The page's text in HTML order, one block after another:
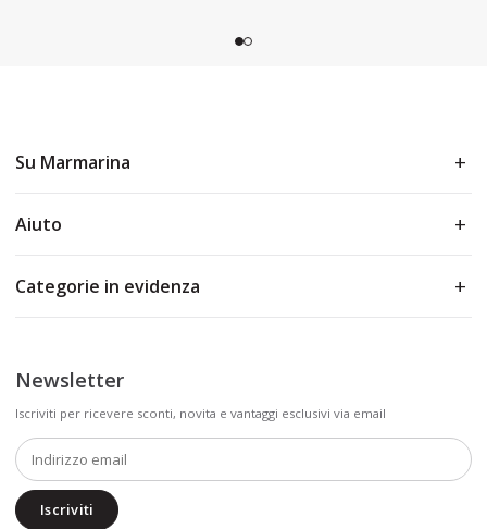
Su Marmarina
Aiuto
Categorie in evidenza
Newsletter
Iscriviti per ricevere sconti, novita e vantaggi esclusivi via email
Iscriviti